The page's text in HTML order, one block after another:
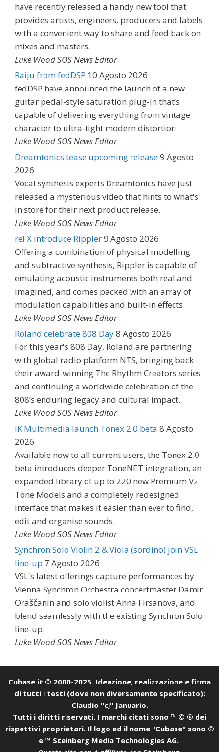
have recently released a handy new tool that
provides artists, engineers, producers and labels
with a convenient way to share and feed back on
mixes and masters.
Luke Wood SOS News Editor
Raiju from fedDSP 10 Agosto 2026
fedDSP have announced the launch of a new
guitar pedal-style saturation plug-in that’s
capable of delivering everything from vintage
character to ultra-tight modern distortion
Luke Wood SOS News Editor
Dreamtonics tease upcoming release9 Agosto
2026
Vocal synthesis experts Dreamtonics have just
released a mysterious video that hints to what's
in store for their next product release.
Luke Wood SOS News Editor
reFX introduce Rippler9 Agosto 2026
Offering a combination of physical modelling
and subtractive synthesis, Rippler is capable of
emulating acoustic instruments both real and
imagined, and comes packed with an array of
modulation capabilities and built-in effects.
Luke Wood SOS News Editor
Roland celebrate 808 Day8 Agosto 2026
For this year's 808 Day, Roland are partnering
with global radio platform NTS, bringing back
their award-winning The Rhythm Creators series
and continuing a worldwide celebration of the
808’s enduring legacy and cultural impact.
Luke Wood SOS News Editor
IK Multimedia launch Tonex 2.0 beta 8 Agosto
2026
Available now to all current users, the Tonex 2.0
beta introduces deeper ToneNET integration, an
expanded library of up to 220 new Premium V2
Tone Models and a completely redesigned
interface that makes it easier than ever to find,
edit and organise sounds.
Luke Wood SOS News Editor
Synchron Solo Violin 2 & Viola (sordino) join VSL
line-up 7 Agosto 2026
VSL's latest offerings capture performances by
Vienna Synchron Orchestra concertmaster Damir
Oraščanin and solo violist Anna Firsanova, and
blend seamlessly with the existing Synchron Solo
line-up.
Luke Wood SOS News Editor
Cubase.it © 2000-2025. Ideazione, realizzazione e firma
di tutti i testi (dove non diversamente specificato):
Claudio "cj" Januario.
Tutti i diritti riservati. I marchi citati sono ™ © ® dei
rispettivi proprietari. Il logo ed il nome "Cubase" sono ©
e ™ Steinberg Media Technologies AG.